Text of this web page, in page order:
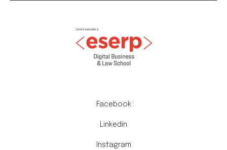
Facebook
Linkedin
Instagram